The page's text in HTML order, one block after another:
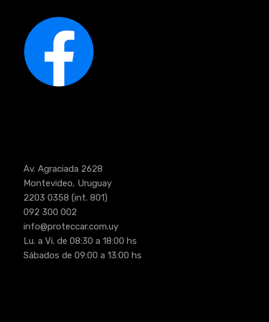
Av. Agraciada 2628
Montevideo, Uruguay
2203 0358 (int. 801)
092 300 002
info@proteccar.com.uy
Lu. a Vi. de 08:30 a 18:00 hs
Sábados de 09:00 a 13:00 hs